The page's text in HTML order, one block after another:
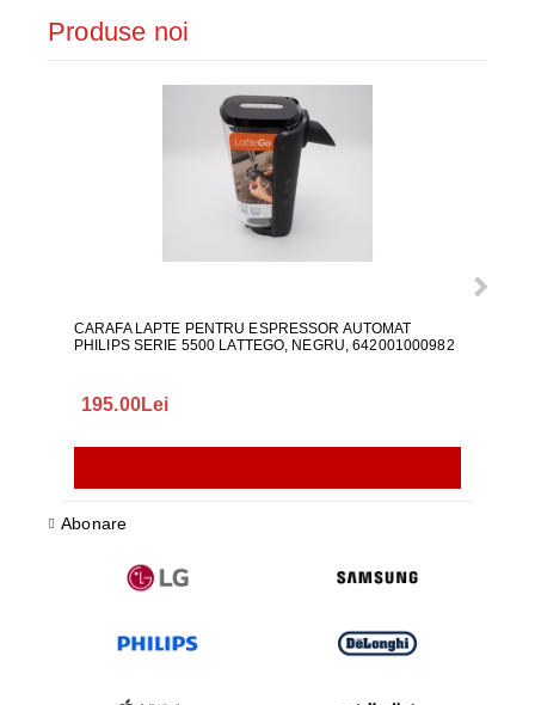
Produse noi
CARAFA LAPTE PENTRU ESPRESSOR AUTOMAT
PHILIPS SERIE 5500 LATTEGO, NEGRU, 642001000982
195.00Lei
Abonare